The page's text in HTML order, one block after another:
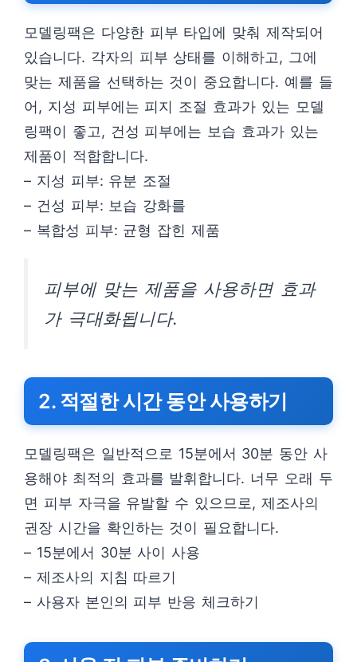
모델링팩은 다양한 피부 타입에 맞춰 제작되어
있습니다. 각자의 피부 상태를 이해하고, 그에
맞는 제품을 선택하는 것이 중요합니다. 예를 들
어, 지성 피부에는 피지 조절 효과가 있는 모델
링팩이 좋고, 건성 피부에는 보습 효과가 있는
제품이 적합합니다.
– 지성 피부: 유분 조절
– 건성 피부: 보습 강화를
– 복합성 피부: 균형 잡힌 제품
피부에 맞는 제품을 사용하면 효과
가 극대화됩니다.
2. 적절한 시간 동안 사용하기
모델링팩은 일반적으로 15분에서 30분 동안 사
용해야 최적의 효과를 발휘합니다. 너무 오래 두
면 피부 자극을 유발할 수 있으므로, 제조사의
권장 시간을 확인하는 것이 필요합니다.
– 15분에서 30분 사이 사용
– 제조사의 지침 따르기
– 사용자 본인의 피부 반응 체크하기